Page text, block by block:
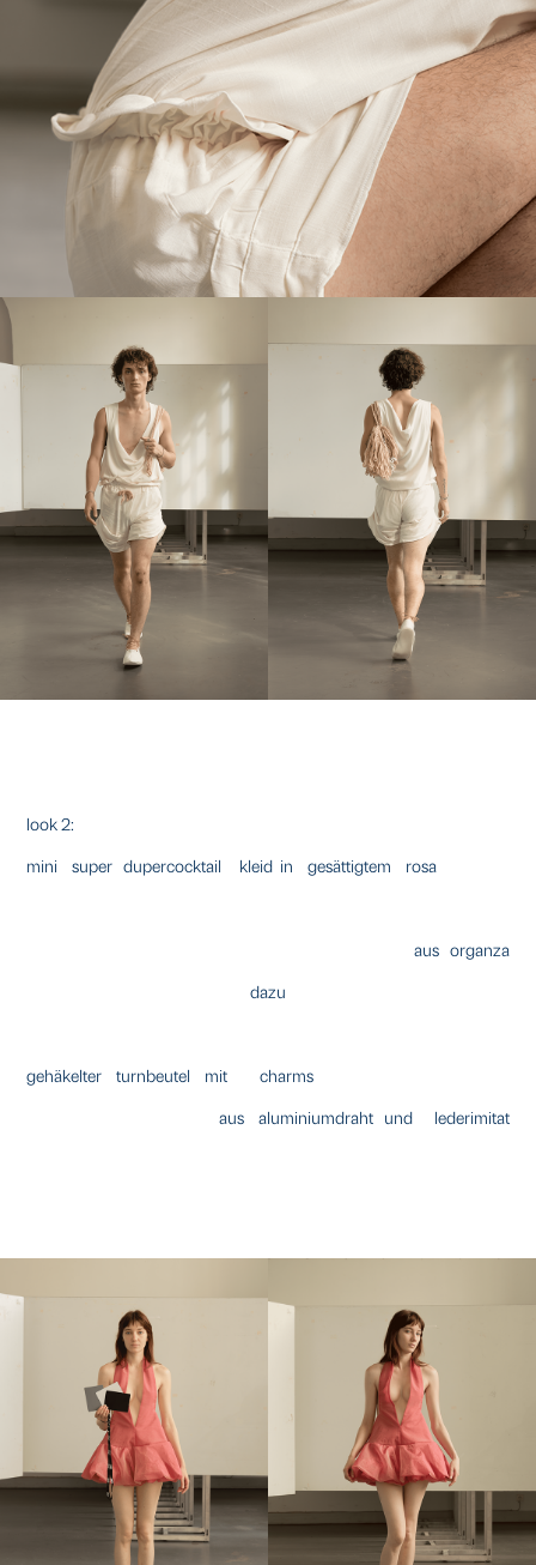
look 2:
mini super dupercocktail kleid in gesättigtem rosa
aus organza
dazu
gehäkelter turnbeutel mit charms
aus aluminiumdraht und lederimitat